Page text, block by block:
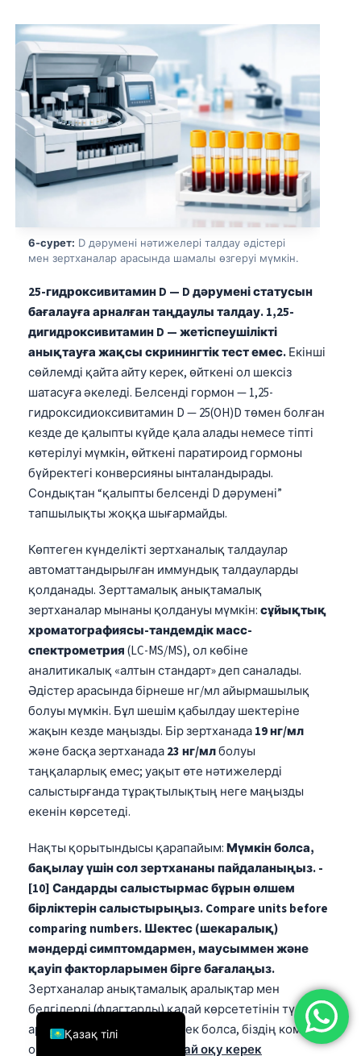
6-сурет: D дәрумені нәтижелері талдау әдістері
мен зертханалар арасында шамалы өзгеруі мүмкін.
25-гидроксивитамин D — D дәрумені статусын
бағалауға арналған таңдаулы талдау.1,25-
дигидроксивитамин D — жетіспеушілікті
анықтауға жақсы скринингтік тест емес.Екінші
сөйлемді қайта айту керек, өйткені ол шексіз
шатасуға әкеледі. Белсенді гормон — 1,25-
гидроксидиоксивитамин D — 25(OH)D төмен болған
кезде де қалыпты күйде қала алады немесе тіпті
көтерілуі мүмкін, өйткені паратироид гормоны
бүйректегі конверсияны ынталандырады.
Сондықтан “қалыпты белсенді D дәрумені”
тапшылықты жоққа шығармайды.
Көптеген күнделікті зертханалық талдаулар
автоматтандырылған иммундық талдауларды
қолданады. Зерттамалық анықтамалық
зертханалар мынаны қолдануы мүмкін:сұйықтық
хроматографиясы-тандемдік масс-
спектрометрия(LC-MS/MS), ол көбіне
аналитикалық «алтын стандарт» деп саналады.
Әдістер арасында бірнеше нг/мл айырмашылық
болуы мүмкін. Бұл шешім қабылдау шектеріне
жақын кезде маңызды. Бір зертханада19 нг/мл
және басқа зертханада23 нг/млболуы
таңқаларлық емес; уақыт өте нәтижелерді
салыстырғанда тұрақтылықтың неге маңызды
екенін көрсетеді.
Нақты қорытындысы қарапайым:Мүмкін болса,
бақылау үшін сол зертхананы пайдаланыңыз. -
[10] Сандарды салыстырмас бұрын өлшем
бірліктерін салыстырыңыз.Compare units before
comparing numbers.Шектес (шекаралық)
мәндерді симптомдармен, маусыммен және
қауіп факторларымен бірге бағалаңыз.
Зертханалар анықтамалық аралықтар мен
белгілерді (флагтарды) қалай көрсететінін түсінуге
арналған кеңірек негіз керек болса, біздің команда
оны
осы қан анализін қалай оқу керек
Қазақ тілі
English
العربية
Français
עִבְרִית
Italiano
Español
Português
Ελληνικά
Türkçe
Română
简体中文
فارسی
Български
Dansk
Nederlands
Bahasa Indonesia
Íslenska
Српски језик
Svenska
Bosanski
Azərbaycan dili
Eesti
日本語
Čeština
ქართული
Русский
Lietuvių kalba
한국어
Slovenščina
Magyar
Shqip
বাংলা
मराठी